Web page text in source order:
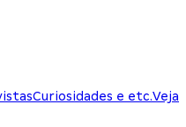
Curiosidades e etc.Veja